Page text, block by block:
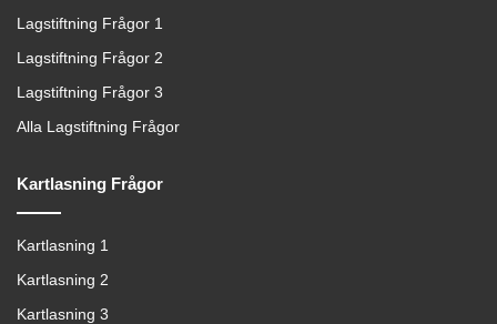
Lagstiftning Frågor 1
Lagstiftning Frågor 2
Lagstiftning Frågor 3
Alla Lagstiftning Frågor
Kartlasning Frågor
Kartlasning 1
Kartlasning 2
Kartlasning 3